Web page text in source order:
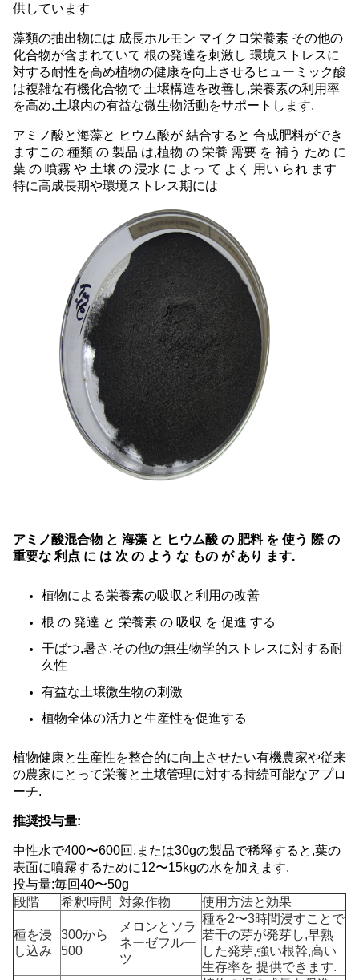
供しています
藻類の抽出物には 成長ホルモン マイクロ栄養素 その他の
化合物が含まれていて 根の発達を刺激し 環境ストレスに
対する耐性を高め植物の健康を向上させるヒューミック酸
は複雑な有機化合物で 土壌構造を改善し,栄養素の利用率
を高め,土壌内の有益な微生物活動をサポートします.
アミノ酸と海藻と ヒウム酸が 結合すると 合成肥料ができ
ますこの 種類 の 製品 は,植物 の 栄養 需要 を 補う ため に
葉 の 噴霧 や 土壌 の 浸水 に よっ て よく 用い られ ます
特に高成長期や環境ストレス期には
アミノ酸混合物 と 海藻 と ヒウム酸 の 肥料 を 使う 際 の
重要な 利点 に は 次 の よう な もの が あり ます.
植物による栄養素の吸収と利用の改善
根 の 発達 と 栄養素 の 吸収 を 促進 する
干ばつ,暑さ,その他の無生物学的ストレスに対する耐
久性
有益な土壌微生物の刺激
植物全体の活力と生産性を促進する
植物健康と生産性を整合的に向上させたい有機農家や従来
の農家にとって栄養と土壌管理に対する持続可能なアプロ
ーチ.
推奨投与量:
中性水で400〜600回,または30gの製品で稀释すると,葉の
表面に噴霧するために12〜15kgの水を加えます.
投与量:毎回40〜50g
段階
希釈時間 対象作物 使用方法と効果
種を浸
し込み
300から
500
メロンとソラ
ネーゼフルー
ツ
種を2〜3時間浸すことで
若干の芽が発芽し,早熟
した発芽,強い根幹,高い
生存率を 提供できます.